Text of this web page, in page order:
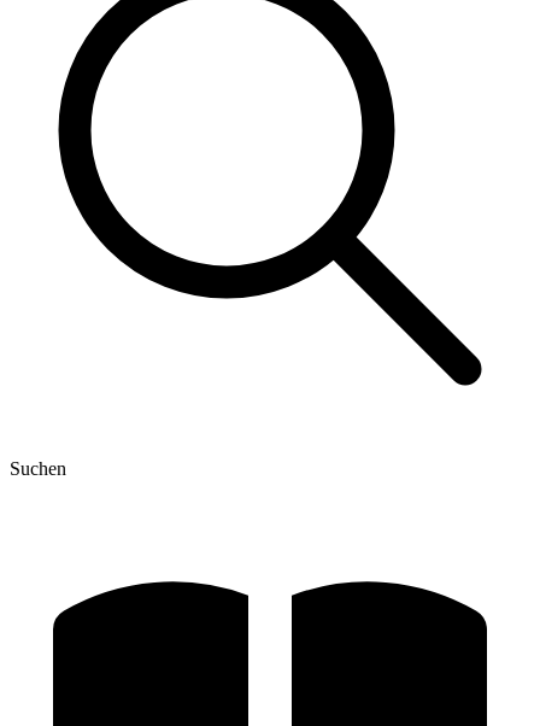
Suchen